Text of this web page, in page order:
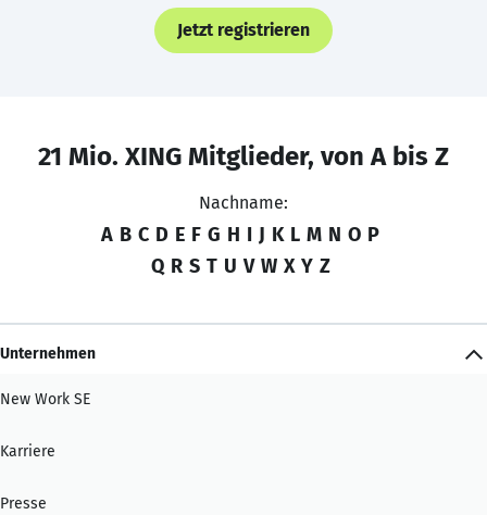
Jetzt registrieren
21 Mio. XING Mitglieder, von A bis Z
Nachname:
A B C D E F G H I J K L M N O P
Q R S T U V W X Y Z
Unternehmen
New Work SE
Karriere
Presse